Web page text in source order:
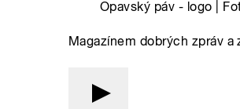
Opavský páv - logo |
Magazínem dobrých zpráv a